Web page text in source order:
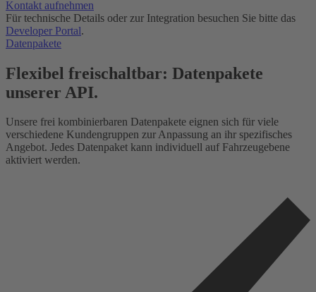
Kontakt aufnehmen
Für technische Details oder zur Integration besuchen Sie bitte das
Developer Portal.
Datenpakete
Flexibel freischaltbar: Datenpakete
unserer API.
Unsere frei kombinierbaren Datenpakete eignen sich für viele
verschiedene Kundengruppen zur Anpassung an ihr spezifisches
Angebot. Jedes Datenpaket kann individuell auf Fahrzeugebene
aktiviert werden.